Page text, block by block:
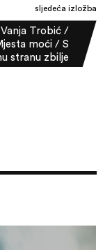
sljedeća izložba
Vanja Trobić /
moći / S
stranu zbilje